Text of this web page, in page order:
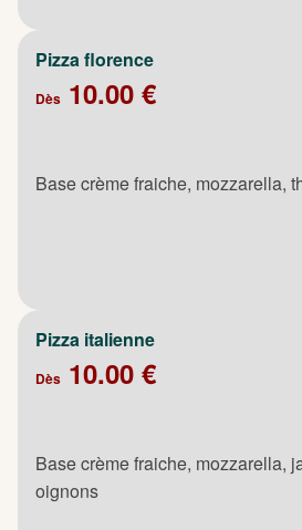
Pizza florence
Dès 10.00 €
Base crème fraiche, mozzarella,
Pizza italienne
Dès 10.00 €
Base crème fraiche, mozzarella,
oignons